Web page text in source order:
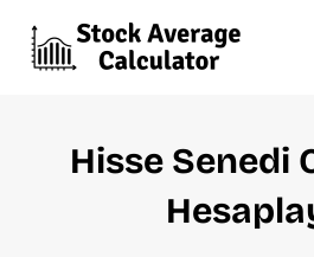
Hisse Senedi